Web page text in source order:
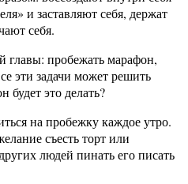
и заставляют себя, держат
себя.
пробежать марафон,
эти задачи может решить
будет это делать?
на пробежку каждое утро.
съесть торт или
людей пинать его писать